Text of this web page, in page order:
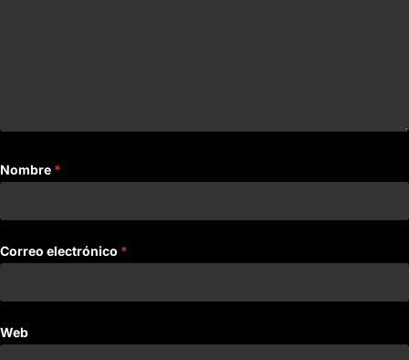
Nombre *
Correo electrónico *
Web